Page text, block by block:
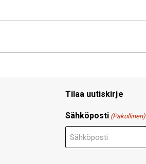
Tilaa uutiskirje
Sähköposti (Pakollinen)